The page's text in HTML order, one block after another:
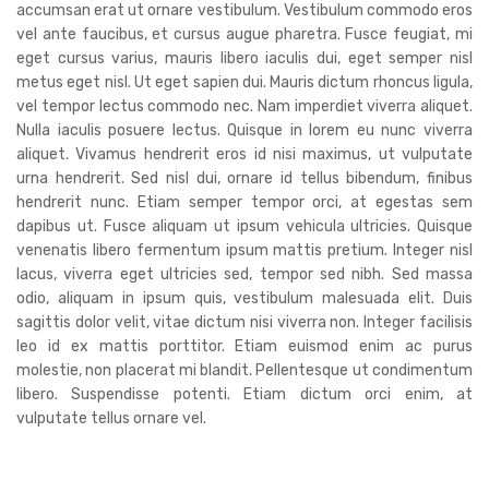
accumsan erat ut ornare vestibulum. Vestibulum commodo eros
vel ante faucibus, et cursus augue pharetra. Fusce feugiat, mi
eget cursus varius, mauris libero iaculis dui, eget semper nisl
metus eget nisl. Ut eget sapien dui. Mauris dictum rhoncus ligula,
vel tempor lectus commodo nec. Nam imperdiet viverra aliquet.
Nulla iaculis posuere lectus. Quisque in lorem eu nunc viverra
aliquet. Vivamus hendrerit eros id nisi maximus, ut vulputate
urna hendrerit. Sed nisl dui, ornare id tellus bibendum, finibus
hendrerit nunc. Etiam semper tempor orci, at egestas sem
dapibus ut. Fusce aliquam ut ipsum vehicula ultricies. Quisque
venenatis libero fermentum ipsum mattis pretium. Integer nisl
lacus, viverra eget ultricies sed, tempor sed nibh. Sed massa
odio, aliquam in ipsum quis, vestibulum malesuada elit. Duis
sagittis dolor velit, vitae dictum nisi viverra non. Integer facilisis
leo id ex mattis porttitor. Etiam euismod enim ac purus
molestie, non placerat mi blandit. Pellentesque ut condimentum
libero. Suspendisse potenti. Etiam dictum orci enim, at
vulputate tellus ornare vel.